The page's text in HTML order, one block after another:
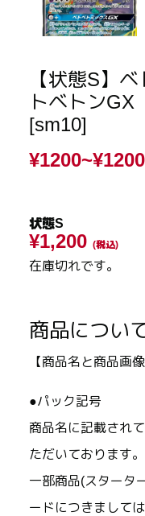
【状態S】
トベトンGX
[sm10]
¥1200~¥1200
状態S
¥1,200 (税込)
在庫切れです。
商品につい
【商品名と商品画
●パック記号
商品名に記載され
ただいております。
一部商品(スタータ
ードにつきまして